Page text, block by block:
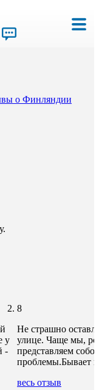
о Финляндии
у
-
8
Не страшно
улице. Чаще мы,
представляем
проблемы.Бывает
весь отзыв